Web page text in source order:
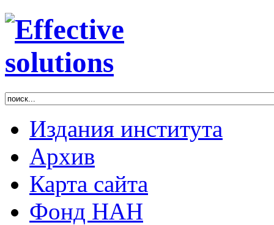
Издания института
Архив
Карта сайта
Фонд НАН